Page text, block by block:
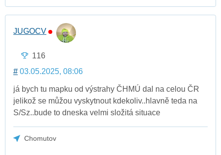
JUGOCV
116
# 03.05.2025, 08:06
já bych tu mapku od výstrahy ČHMÚ dal na celou ČR
jelikož se můžou vyskytnout kdekoliv..hlavně teda na
S/Sz..bude to dneska velmi složitá situace
Chomutov